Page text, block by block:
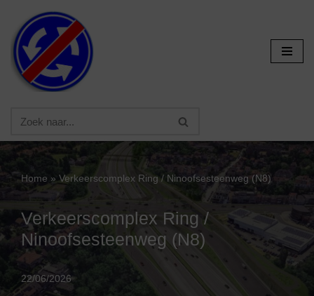
Ga
naar
de
inhoud
Home » Verkeerscomplex Ring / Ninoofsesteenweg (N8)
Verkeerscomplex Ring /
Ninoofsesteenweg (N8)
22/06/2026